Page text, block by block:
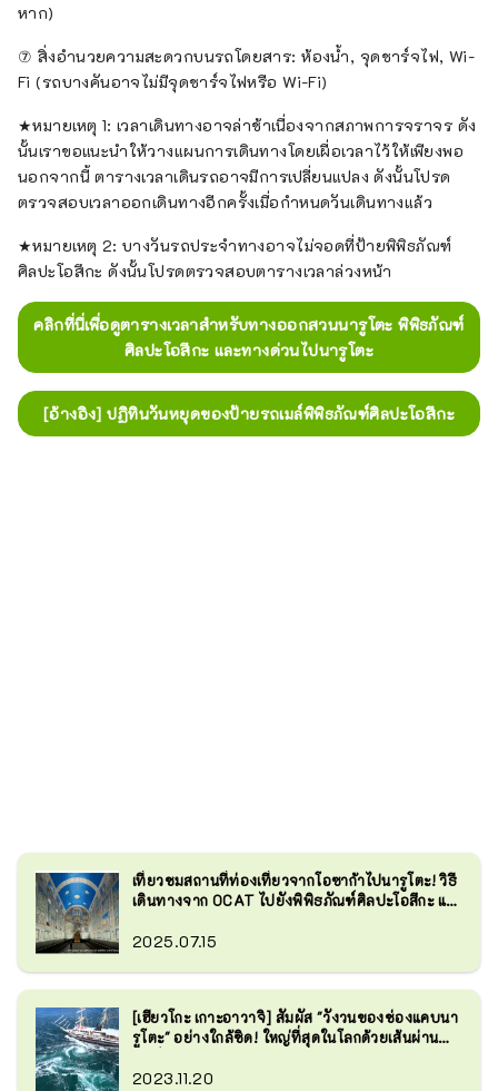
หาก)
⑦ สิ่งอำนวยความสะดวกบนรถโดยสาร: ห้องน้ำ, จุดชาร์จไฟ, Wi-
Fi (รถบางคันอาจไม่มีจุดชาร์จไฟหรือ Wi-Fi)
★หมายเหตุ 1: เวลาเดินทางอาจล่าช้าเนื่องจากสภาพการจราจร ดัง
นั้นเราขอแนะนำให้วางแผนการเดินทางโดยเผื่อเวลาไว้ให้เพียงพอ
นอกจากนี้ ตารางเวลาเดินรถอาจมีการเปลี่ยนแปลง ดังนั้นโปรด
ตรวจสอบเวลาออกเดินทางอีกครั้งเมื่อกำหนดวันเดินทางแล้ว
★หมายเหตุ 2: บางวันรถประจำทางอาจไม่จอดที่ป้ายพิพิธภัณฑ์
ศิลปะโอสึกะ ดังนั้นโปรดตรวจสอบตารางเวลาล่วงหน้า
คลิกที่นี่เพื่อดูตารางเวลาสำหรับทางออกสวนนารูโตะ พิพิธภัณฑ์
ศิลปะโอสึกะ และทางด่วนไปนารูโตะ
[อ้างอิง] ปฏิทินวันหยุดของป้ายรถเมล์พิพิธภัณฑ์ศิลปะโอสึกะ
เที่ยวชมสถานที่ท่องเที่ยวจากโอซาก้าไปนารูโตะ! วิธี
เดินทางจาก OCAT ไปยังพิพิธภัณฑ์ศิลปะโอสึกะ และ
2025.07.15
[เฮียวโกะ เกาะอาวาจิ] สัมผัส "วังวนของช่องแคบนา
รูโตะ" อย่างใกล้ชิด! ใหญ่ที่สุดในโลกด้วยเส้นผ่าน
2023.11.20